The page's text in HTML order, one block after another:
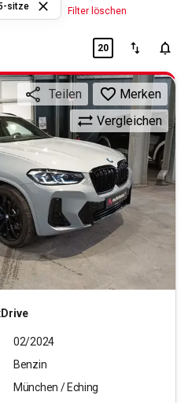
sitze Filter löschen
20
Vergleichen
Teilen Merken
02/2024
Benzin
München / Eching